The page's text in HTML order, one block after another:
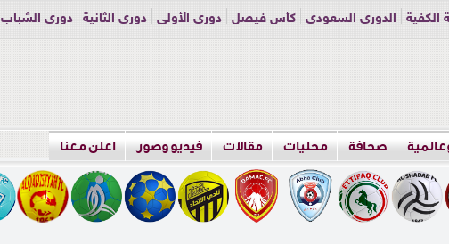
الكفية الدوري السعودي كأس فيصل دوري الأولى دوري الثانية
دوري الشباب
صحافة محليات مقالات فيديو وصور اعلن معنا